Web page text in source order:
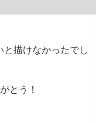
と描けなかったでし
とう！